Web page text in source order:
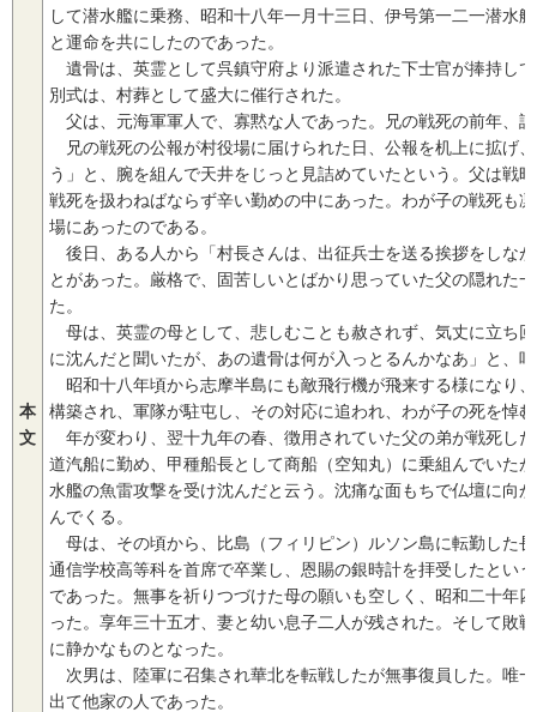
本
文
して潜水艦に乗務、昭和十八年一月十三日、伊号第一二一潜水
と運命を共にしたのであった。
遺骨は、英霊として呉鎮守府より派遣された下士官が捧持し
別式は、村葬として盛大に催行された。
父は、元海軍軍人で、寡黙な人であった。兄の戦死の前年、
兄の戦死の公報が村役場に届けられた日、公報を机上に拡げ
う」と、腕を組んで天井をじっと見詰めていたという。父は戦
戦死を扱わねばならず辛い勤めの中にあった。わが子の戦死も
場にあったのである。
後日、ある人から「村長さんは、出征兵士を送る挨拶をしな
とがあった。厳格で、固苦しいとばかり思っていた父の隠れた
た。
母は、英霊の母として、悲しむことも赦されず、気丈に立ち
に沈んだと聞いたが、あの遺骨は何が入っとるんかなあ」と、
昭和十八年頃から志摩半島にも敵飛行機が飛来する様になり
構築され、軍隊が駐屯し、その対応に追われ、わが子の死を悼
年が変わり、翌十九年の春、徴用されていた父の弟が戦死し
道汽船に勤め、甲種船長として商船（空知丸）に乗組んでいた
水艦の魚雷攻撃を受け沈んだと云う。沈痛な面もちで仏壇に向
んでくる。
母は、その頃から、比島（フィリピン）ルソン島に転勤した
通信学校高等科を首席で卒業し、恩賜の銀時計を拝受したとい
であった。無事を祈りつづけた母の願いも空しく、昭和二十年
った。享年三十五才、妻と幼い息子二人が残された。そして敗
に静かなものとなった。
次男は、陸軍に召集され華北を転戦したが無事復員した。唯
出て他家の人であった。